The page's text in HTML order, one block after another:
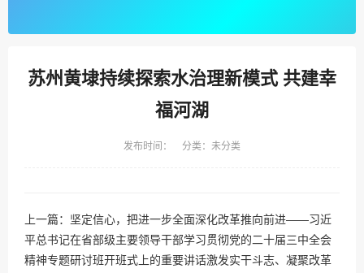
苏州黄埭持续探索水治理新模式 共建幸
福河湖
发布时间： 分类：未分类
上一篇： 坚定信心，把进一步全面深化改革推向前进——习近
平总书记在省部级主要领导干部学习贯彻党的二十届三中全会
精神专题研讨班开班式上的重要讲话激发实干斗志、凝聚改革